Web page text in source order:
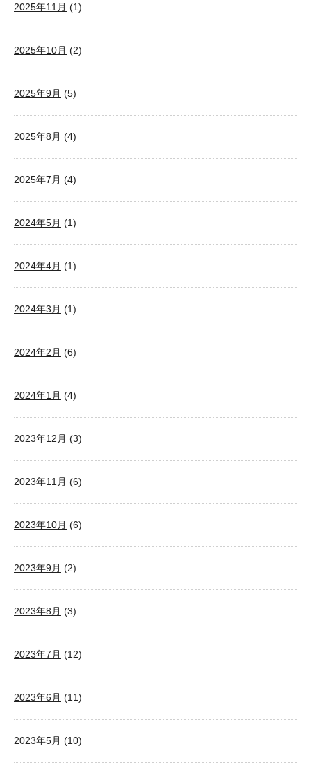
2025年11月 (1)
2025年10月 (2)
2025年9月 (5)
2025年8月 (4)
2025年7月 (4)
2024年5月 (1)
2024年4月 (1)
2024年3月 (1)
2024年2月 (6)
2024年1月 (4)
2023年12月 (3)
2023年11月 (6)
2023年10月 (6)
2023年9月 (2)
2023年8月 (3)
2023年7月 (12)
2023年6月 (11)
2023年5月 (10)